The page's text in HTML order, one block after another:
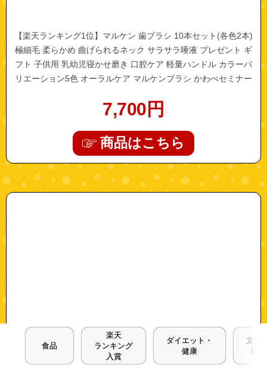
【楽天ランキング1位】マルケン 歯ブラシ 10本セット(各色2本)
極細毛 柔らかめ 曲げられるネック サラサラ唾液 プレゼント ギ
フト 子供用 乳幼児寝かせ磨き 口腔ケア 軽量ハンドル カラーバ
リエーション5色 オーラルケア マルケンブラシ かわべセミナー
7,700 円
商品はこちら
"blue-b09m89xyh7-3"
食品
楽天
ランキング
入賞
ダイエット・
健康
文房
日